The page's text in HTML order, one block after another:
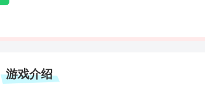
游戏介绍